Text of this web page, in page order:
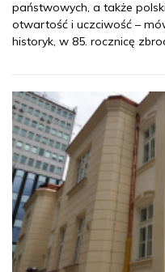
państwowych, a także
otwartość i uczciwość –
historyk, w 85. rocznicę